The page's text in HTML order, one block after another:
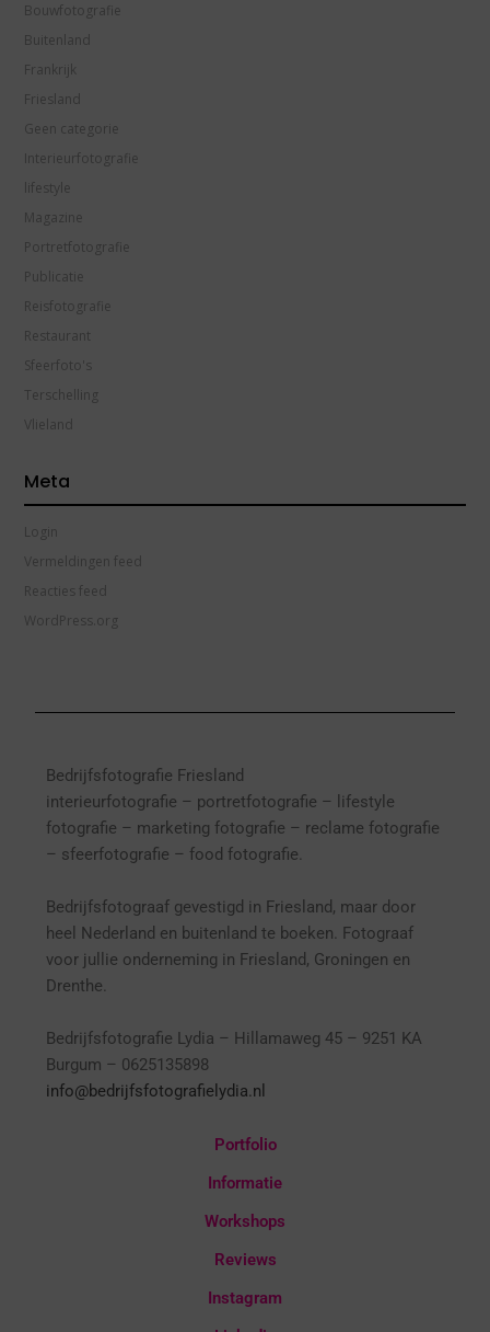
Bouwfotografie
Buitenland
Frankrijk
Friesland
Geen categorie
Interieurfotografie
lifestyle
Magazine
Portretfotografie
Publicatie
Reisfotografie
Restaurant
Sfeerfoto's
Terschelling
Vlieland
Meta
Login
Vermeldingen feed
Reacties feed
WordPress.org
Bedrijfsfotografie Friesland
interieurfotografie – portretfotografie – l ifestyle
fotografie – marketing fotografie – reclame fotografie
– sfeerfotografie – food fotografie.
Bedrijfsfotograaf gevestigd in Friesland, maar door
heel Nederland en buitenland te boeken. Fotograaf
voor jullie onderneming in Friesland, Groningen en
Drenthe.
Bedrijfsfotografie Lydia – Hillamaweg 45 – 9251 KA
Burgum – 0625135898
info@bedrijfsfotografielydia.nl
Portfolio
Informatie
Workshops
Reviews
Instagram